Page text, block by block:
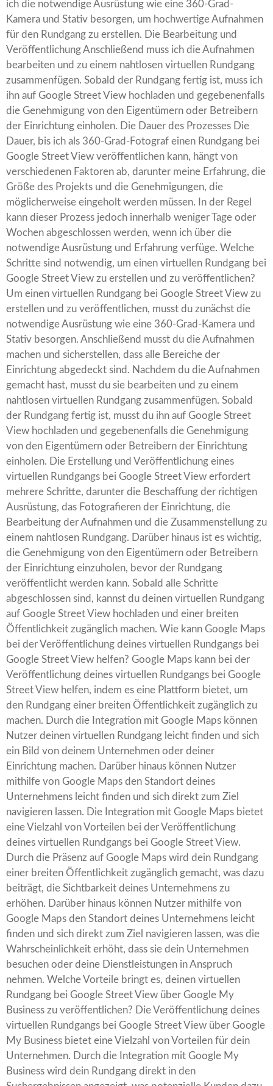
ich die notwendige Ausrüstung wie eine 360-Grad-
Kamera und Stativ besorgen, um hochwertige Aufnahmen
für den Rundgang zu erstellen. Die Bearbeitung und
Veröffentlichung Anschließend muss ich die Aufnahmen
bearbeiten und zu einem nahtlosen virtuellen Rundgang
zusammenfügen. Sobald der Rundgang fertig ist, muss ich
ihn auf Google Street View hochladen und gegebenenfalls
die Genehmigung von den Eigentümern oder Betreibern
der Einrichtung einholen. Die Dauer des Prozesses Die
Dauer, bis ich als 360-Grad-Fotograf einen Rundgang bei
Google Street View veröffentlichen kann, hängt von
verschiedenen Faktoren ab, darunter meine Erfahrung, die
Größe des Projekts und die Genehmigungen, die
möglicherweise eingeholt werden müssen. In der Regel
kann dieser Prozess jedoch innerhalb weniger Tage oder
Wochen abgeschlossen werden, wenn ich über die
notwendige Ausrüstung und Erfahrung verfüge. Welche
Schritte sind notwendig, um einen virtuellen Rundgang bei
Google Street View zu erstellen und zu veröffentlichen?
Um einen virtuellen Rundgang bei Google Street View zu
erstellen und zu veröffentlichen, musst du zunächst die
notwendige Ausrüstung wie eine 360-Grad-Kamera und
Stativ besorgen. Anschließend musst du die Aufnahmen
machen und sicherstellen, dass alle Bereiche der
Einrichtung abgedeckt sind. Nachdem du die Aufnahmen
gemacht hast, musst du sie bearbeiten und zu einem
nahtlosen virtuellen Rundgang zusammenfügen. Sobald
der Rundgang fertig ist, musst du ihn auf Google Street
View hochladen und gegebenenfalls die Genehmigung
von den Eigentümern oder Betreibern der Einrichtung
einholen. Die Erstellung und Veröffentlichung eines
virtuellen Rundgangs bei Google Street View erfordert
mehrere Schritte, darunter die Beschaffung der richtigen
Ausrüstung, das Fotografieren der Einrichtung, die
Bearbeitung der Aufnahmen und die Zusammenstellung zu
einem nahtlosen Rundgang. Darüber hinaus ist es wichtig,
die Genehmigung von den Eigentümern oder Betreibern
der Einrichtung einzuholen, bevor der Rundgang
veröffentlicht werden kann. Sobald alle Schritte
abgeschlossen sind, kannst du deinen virtuellen Rundgang
auf Google Street View hochladen und einer breiten
Öffentlichkeit zugänglich machen. Wie kann Google Maps
bei der Veröffentlichung deines virtuellen Rundgangs bei
Google Street View helfen? Google Maps kann bei der
Veröffentlichung deines virtuellen Rundgangs bei Google
Street View helfen, indem es eine Plattform bietet, um
den Rundgang einer breiten Öffentlichkeit zugänglich zu
machen. Durch die Integration mit Google Maps können
Nutzer deinen virtuellen Rundgang leicht finden und sich
ein Bild von deinem Unternehmen oder deiner
Einrichtung machen. Darüber hinaus können Nutzer
mithilfe von Google Maps den Standort deines
Unternehmens leicht finden und sich direkt zum Ziel
navigieren lassen. Die Integration mit Google Maps bietet
eine Vielzahl von Vorteilen bei der Veröffentlichung
deines virtuellen Rundgangs bei Google Street View.
Durch die Präsenz auf Google Maps wird dein Rundgang
einer breiten Öffentlichkeit zugänglich gemacht, was dazu
beiträgt, die Sichtbarkeit deines Unternehmens zu
erhöhen. Darüber hinaus können Nutzer mithilfe von
Google Maps den Standort deines Unternehmens leicht
finden und sich direkt zum Ziel navigieren lassen, was die
Wahrscheinlichkeit erhöht, dass sie dein Unternehmen
besuchen oder deine Dienstleistungen in Anspruch
nehmen. Welche Vorteile bringt es, deinen virtuellen
Rundgang bei Google Street View über Google My
Business zu veröffentlichen? Die Veröffentlichung deines
virtuellen Rundgangs bei Google Street View über Google
My Business bietet eine Vielzahl von Vorteilen für dein
Unternehmen. Durch die Integration mit Google My
Business wird dein Rundgang direkt in den